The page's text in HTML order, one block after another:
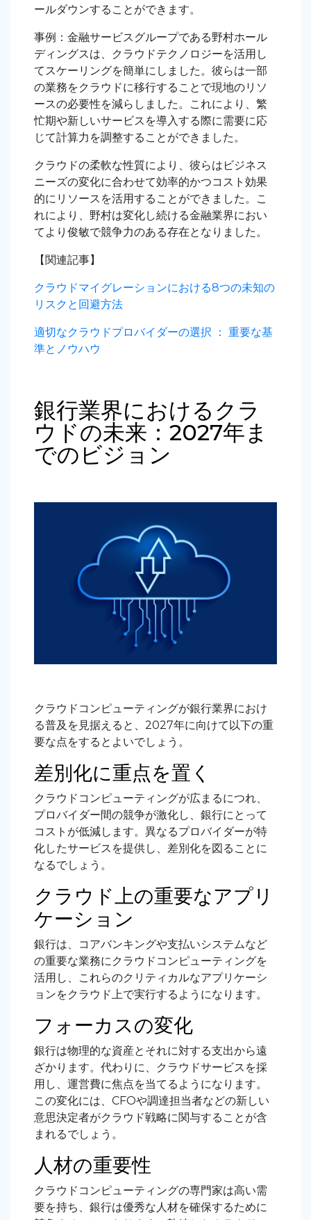
ールダウンすることができます。
事例：金融サービスグループである野村ホール
ディングスは、クラウドテクノロジーを活用し
てスケーリングを簡単にしました。彼らは一部
の業務をクラウドに移行することで現地のリソ
ースの必要性を減らしました。これにより、繁
忙期や新しいサービスを導入する際に需要に応
じて計算力を調整することができました。
クラウドの柔軟な性質により、彼らはビジネス
ニーズの変化に合わせて効率的かつコスト効果
的にリソースを活用することができました。こ
れにより、野村は変化し続ける金融業界におい
てより俊敏で競争力のある存在となりました。
【関連記事】
クラウドマイグレーションにおける8つの未知の
リスクと回避方法
適切なクラウドプロバイダーの選択 ： 重要な基
準とノウハウ
銀行業界におけるクラ
ウドの未来：2027年ま
でのビジョン
クラウドコンピューティングが銀行業界におけ
る普及を見据えると、2027年に向けて以下の重
要な点をするとよいでしょう。
差別化に重点を置く
クラウドコンピューティングが広まるにつれ、
プロバイダー間の競争が激化し、銀行にとって
コストが低減します。異なるプロバイダーが特
化したサービスを提供し、差別化を図ることに
なるでしょう。
クラウド上の重要なアプリ
ケーション
銀行は、コアバンキングや支払いシステムなど
の重要な業務にクラウドコンピューティングを
活用し、これらのクリティカルなアプリケーシ
ョンをクラウド上で実行するようになります。
フォーカスの変化
銀行は物理的な資産とそれに対する支出から遠
ざかります。代わりに、クラウドサービスを採
用し、運営費に焦点を当てるようになります。
この変化には、CFOや調達担当者などの新しい
意思決定者がクラウド戦略に関与することが含
まれるでしょう。
人材の重要性
クラウドコンピューティングの専門家は高い需
要を持ち、銀行は優秀な人材を確保するために